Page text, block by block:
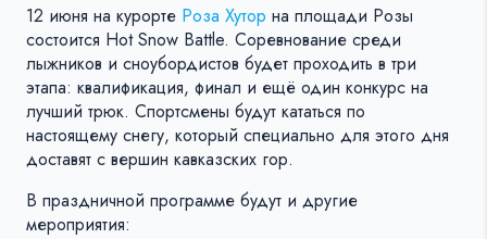
12 июня на курорте Роза Хутор на площади Розы
состоится Hot Snow Battle. Соревнование среди
лыжников и сноубордистов будет проходить в три
этапа: квалификация, финал и ещё один конкурс на
лучший трюк. Спортсмены будут кататься по
настоящему снегу, который специально для этого дня
доставят с вершин кавказских гор.
В праздничной программе будут и другие
мероприятия: